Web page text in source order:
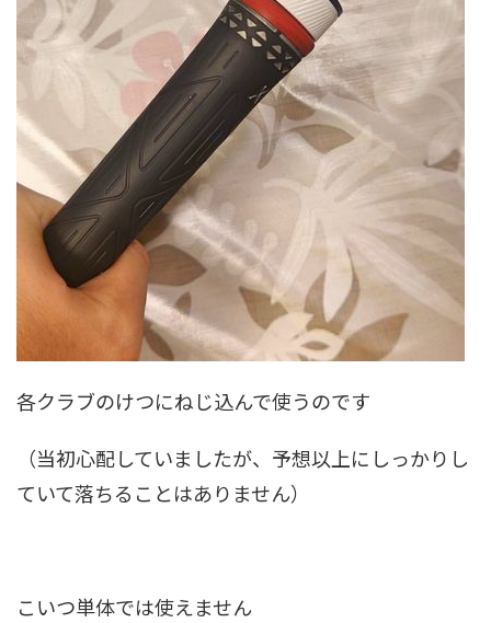
各クラブのけつにねじ込んで使うのです
（当初心配していましたが、予想以上にしっかりし
ていて落ちることはありません）
こいつ単体では使えません